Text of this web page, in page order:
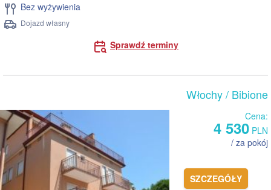
Bez wyżywienia
Dojazd własny
Sprawdź terminy
Włochy/ Bibione
Cena:
4 530 PLN
/ za pokój
SZCZEGÓŁY